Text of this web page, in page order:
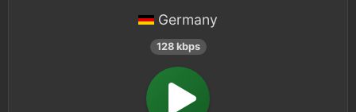
Germany
128 kbps